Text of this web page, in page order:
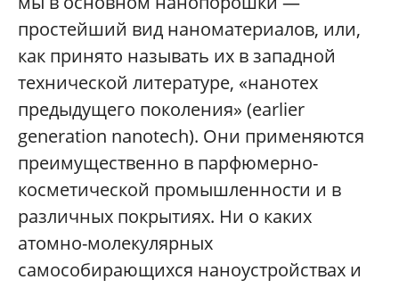
простейший вид наноматериалов, или,
как принято называть их в западной
технической литературе, «нанотех
предыдущего поколения» (earlier
generation nanotech). Они применяются
преимущественно в парфюмерно-
косметической промышленности и в
различных покрытиях. Ни о каких
атомно-молекулярных
самособирающихся наноустройствах и